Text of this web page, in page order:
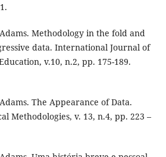
Methodology in the fold and
data. International Journal of
v.10, n.2, pp. 175-189.
The Appearance of Data.
Methodologies, v. 13, n.4, pp. 223 –